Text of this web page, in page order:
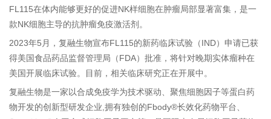
FL115在体内能够更好的促进NK样细胞在肿瘤局部显著富集，是一
款NK细胞主导的抗肿瘤免疫激活剂。
2023年5月，复融生物宣布FL115的新药临床试验（IND）申请已获
得美国食品药品监督管理局（FDA）批准，将针对晚期实体瘤种在
美国开展临床试验。目前，相关临床研究正在开展中。
复融生物是一家以合成免疫学为技术驱动、聚焦细胞因子等蛋白药
物开发的创新型研发企业,拥有独创的Fbody®长效化药物平台、